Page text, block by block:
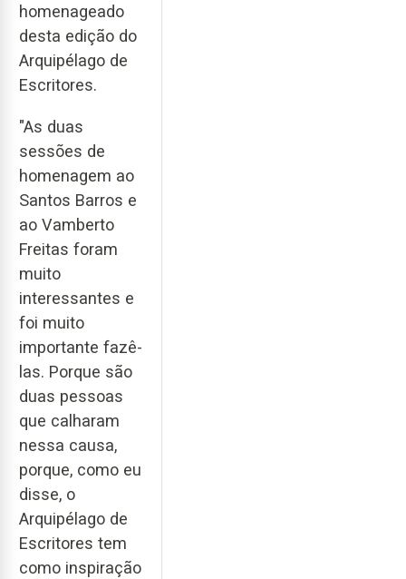
homenageado
desta edição do
Arquipélago de
Escritores.
"As duas
sessões de
homenagem ao
Santos Barros e
ao Vamberto
Freitas foram
muito
interessantes e
foi muito
importante fazê-
las. Porque são
duas pessoas
que calharam
nessa causa,
porque, como eu
disse, o
Arquipélago de
Escritores tem
como inspiração